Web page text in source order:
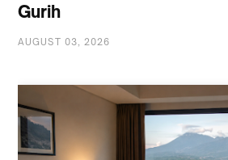
Gurih
AUGUST 03, 2026